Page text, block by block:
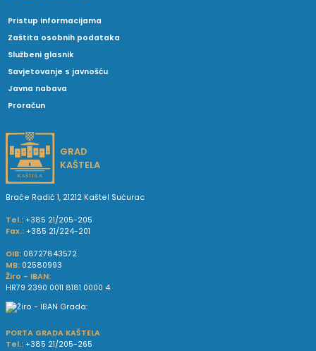
Pristup informacijama
Zaštita osobnih podataka
Službeni glasnik
Savjetovanje s javnošću
Javna nabava
Proračun
GRAD
KAŠTELA
Braće Radić 1, 21212 Kaštel Sućurac
Tel.: +385 21/205-205
Fax.: +385 21/224-201
OIB: 08727843572
MB: 02580993
Žiro - IBAN:
HR79 2390 0011 8181 0000 4
PORTA GRADA KAŠTELA
Tel.: +385 21/205-265